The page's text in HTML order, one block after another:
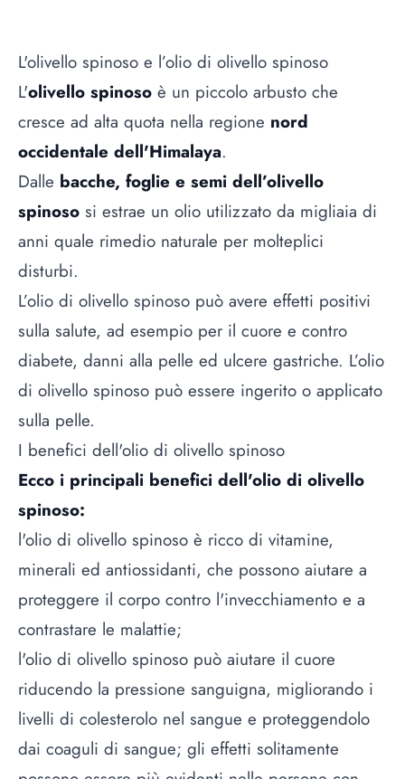
L'olivello spinoso e l’olio di olivello spinoso
L'olivello spinoso è un piccolo arbusto che
cresce ad alta quota nella regione nord
occidentale dell'Himalaya.
Dalle bacche, foglie e semi dell’olivello
spinoso si estrae un olio utilizzato da migliaia di
anni quale rimedio naturale per molteplici
disturbi.
L’olio di olivello spinoso può avere effetti positivi
sulla salute, ad esempio per il cuore e contro
diabete, danni alla pelle ed ulcere gastriche. L’olio
di olivello spinoso può essere ingerito o applicato
sulla pelle.
I benefici dell'olio di olivello spinoso
Ecco i principali benefici dell'olio di olivello
spinoso:
l'olio di olivello spinoso è ricco di vitamine,
minerali ed antiossidanti, che possono aiutare a
proteggere il corpo contro l'invecchiamento e a
contrastare le malattie;
l'olio di olivello spinoso può aiutare il cuore
riducendo la pressione sanguigna, migliorando i
livelli di colesterolo nel sangue e proteggendolo
dai coaguli di sangue; gli effetti solitamente